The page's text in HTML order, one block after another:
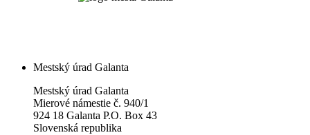
Mestský úrad Galanta
Mestský úrad Galanta
Mierové námestie č. 940/1
924 18 Galanta P.O. Box 43
Slovenská republika